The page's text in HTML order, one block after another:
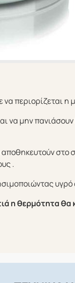
να περιορίζεται
να μην
στο
.
η θερμότητα